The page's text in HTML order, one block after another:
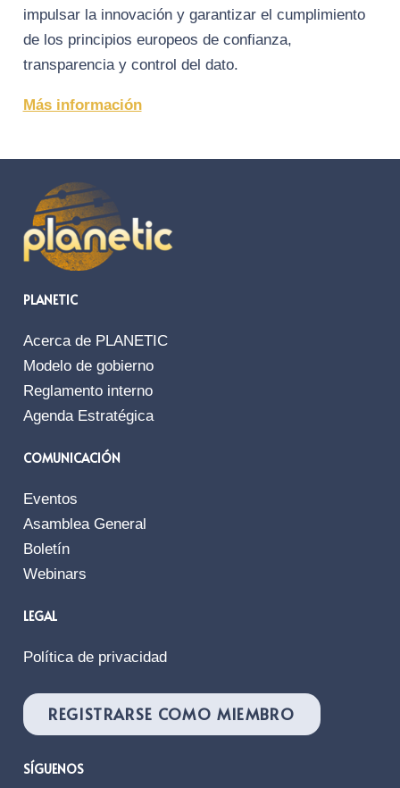
impulsar la innovación y garantizar el cumplimiento
de los principios europeos de confianza,
transparencia y control del dato.
Más información
PLANETIC
Acerca de PLANETIC
Modelo de gobierno
Reglamento interno
Agenda Estratégica
COMUNICACIÓN
Eventos
Asamblea General
Boletín
Webinars
LEGAL
Política de privacidad
REGISTRARSE COMO MIEMBRO
SÍGUENOS